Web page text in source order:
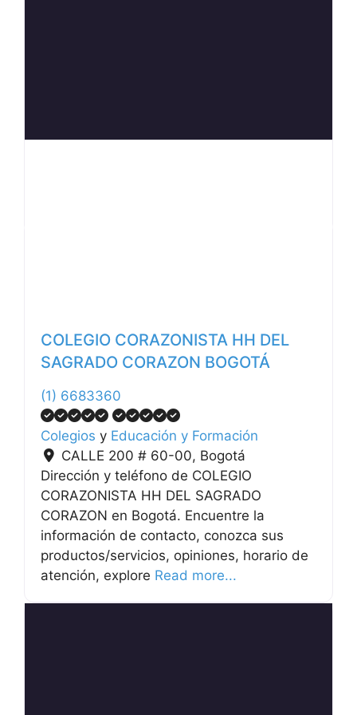
COLEGIO CORAZONISTA HH DEL
SAGRADO CORAZON BOGOTÁ
(1) 6683360
Colegios y Educación y Formación
CALLE 200 # 60-00, Bogotá
Dirección y teléfono de COLEGIO
CORAZONISTA HH DEL SAGRADO
CORAZON en Bogotá. Encuentre la
información de contacto, conozca sus
productos/servicios, opiniones, horario de
atención, explore Read more...